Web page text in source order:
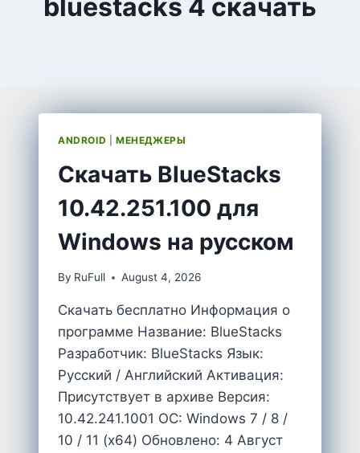
bluestacks 4 скачать
ANDROID МЕНЕДЖЕРЫ
Скачать BlueStacks
10.42.251.100 для
Windows на русском
By RuFull August 4, 2026
Скачать бесплатно Информация о
программе Название: BlueStacks
Разработчик: BlueStacks Язык:
Русский / Английский Активация:
Присутствует в архиве Версия:
10.42.241.1001 OC: Windows 7 / 8 /
10 / 11 (x64) Обновлено: 4 Август